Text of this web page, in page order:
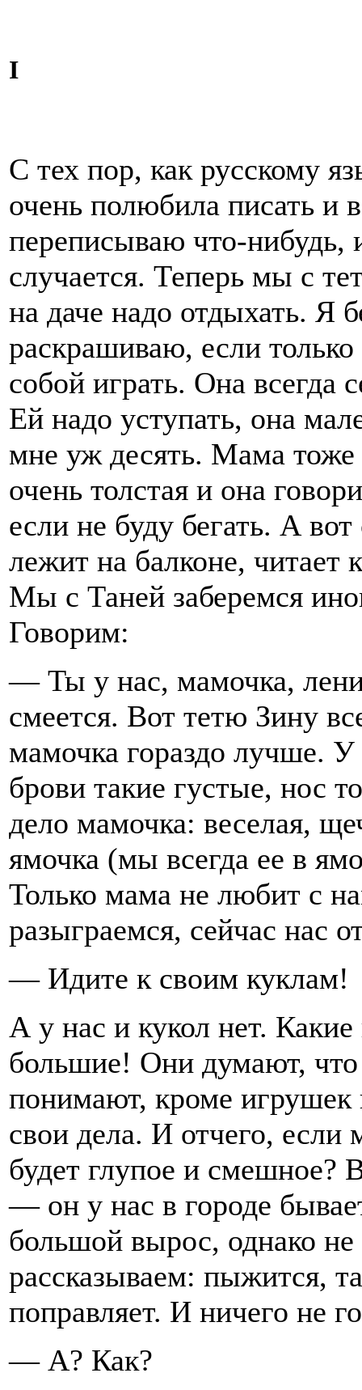
I
С тех пор, как русскому
очень полюбила писать и
переписываю что-нибудь,
случается. Теперь мы с
на даче надо отдыхать. Я
раскрашиваю, если
собой играть. Она всегда
Ей надо уступать, она
мне уж десять. Мама тоже
очень толстая и она
если не буду бегать. А
лежит на балконе, читает
Мы с Таней заберемся
Говорим:
— Ты у нас, мамочка,
смеется. Вот тетю Зину
мамочка гораздо лучше.
брови такие густые, нос
дело мамочка: веселая,
ямочка (мы всегда ее в
Только мама не любит с
разыграемся, сейчас нас
— Идите к своим куклам!
А у нас и кукол нет.
большие! Они думают, что
понимают, кроме игрушек
свои дела. И отчего,
будет глупое и смешное?
— он у нас в городе
большой вырос, однако
рассказываем: пыжится,
поправляет. И ничего не
— А? Как?